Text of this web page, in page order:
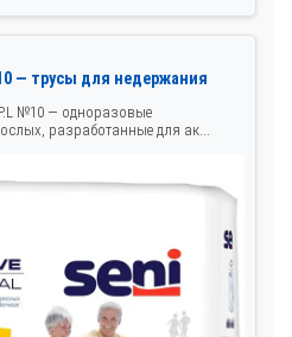
— трусы для недержания
№10 — одноразовые
разработанные для ак...